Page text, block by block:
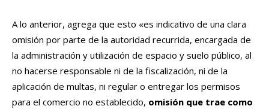
A lo anterior, agrega que esto «es indicativo de una clara
omisión por parte de la autoridad recurrida, encargada de
la administración y utilización de espacio y suelo público, al
no hacerse responsable ni de la fiscalización, ni de la
aplicación de multas, ni regular o entregar los permisos
para el comercio no establecido, omisión que trae como